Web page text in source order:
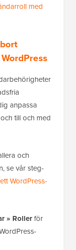
med
anpassa
till och med
och
se vår steg-
WordPress-
» Rollerför